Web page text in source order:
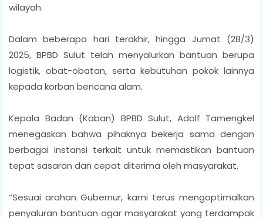
wilayah.
Dalam beberapa hari terakhir, hingga Jumat (28/3)
2025, BPBD Sulut telah menyalurkan bantuan berupa
logistik, obat-obatan, serta kebutuhan pokok lainnya
kepada korban bencana alam.
Kepala Badan (Kaban) BPBD Sulut, Adolf Tamengkel
menegaskan bahwa pihaknya bekerja sama dengan
berbagai instansi terkait untuk memastikan bantuan
tepat sasaran dan cepat diterima oleh masyarakat.
“Sesuai arahan Gubernur, kami terus mengoptimalkan
penyaluran bantuan agar masyarakat yang terdampak